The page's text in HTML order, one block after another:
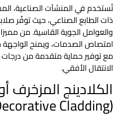
تُستخدم في المنشآت الصناعية،
ذات الطابع الصناعي، حيث توفّر
والعوامل الجوية القاسية. من
امتصاص الصدمات، ويمنح الواجهة
مع توفير حماية متقدمة من درجات
الانتقال الأفقي.
الكلادينج المزخرف
(3D & Decorative Cladding)